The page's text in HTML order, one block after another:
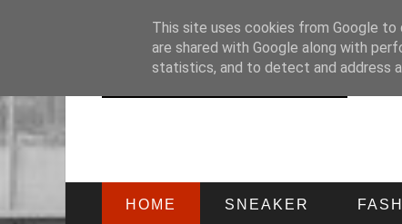
IMPRESSUM
HOME SNEAKER
This site uses cookies from Google to
are shared with Google along with
statistics, and to detect and address